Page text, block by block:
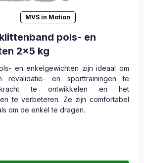
MVS in Motion
pols- en
2x5 kg
en enkelgewichten zijn ideaal om
revalidatie- en sporttrainingen te
te ontwikkelen en het
te verbeteren. Ze zijn comfortabel
om de enkel te dragen.